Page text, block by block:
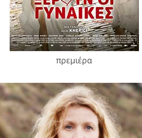
πρεμιέρα